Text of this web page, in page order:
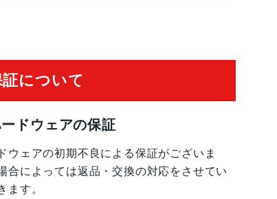
証について
ドウェアの保証
ウェアの初期不良による保証がございま
合によっては返品・交換の対応をさせてい
ます。